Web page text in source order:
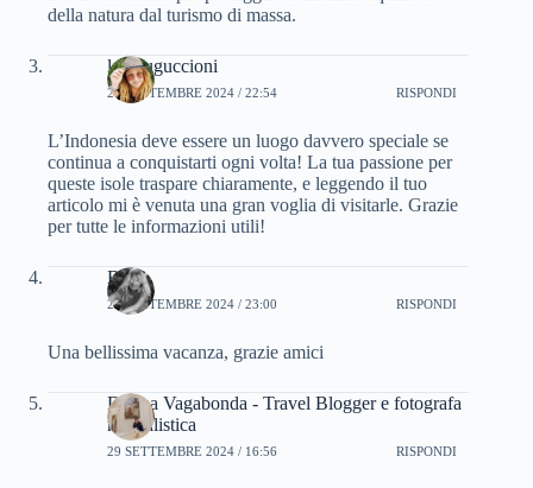
della natura dal turismo di massa.
lara_uguccioni
27 SETTEMBRE 2024 / 22:54 RISPONDI
L’Indonesia deve essere un luogo davvero speciale se
continua a conquistarti ogni volta! La tua passione per
queste isole traspare chiaramente, e leggendo il tuo
articolo mi è venuta una gran voglia di visitarle. Grazie
per tutte le informazioni utili!
Bru
28 SETTEMBRE 2024 / 23:00 RISPONDI
Una bellissima vacanza, grazie amici
Donna Vagabonda - Travel Blogger e fotografa
naturalistica
29 SETTEMBRE 2024 / 16:56 RISPONDI